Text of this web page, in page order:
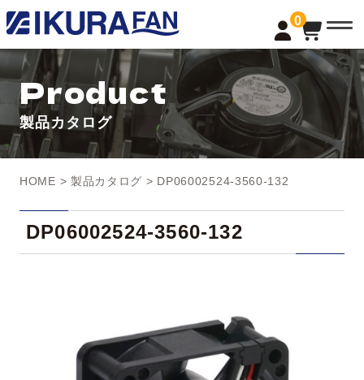
0
t
o
g
l
e
a
v
i
g
a
n
Product
製品カタログ
HOME > 製品カタログ > DP06002524-3560-132
DP06002524-3560-132